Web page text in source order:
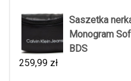
Saszetka
Monogram
BDS
259,99 zł